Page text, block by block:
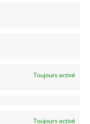
Toujours activé
Toujours activé